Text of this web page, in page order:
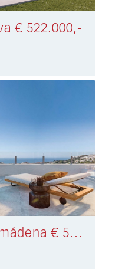
€ 522.000,-
Penthouse Benalmádena € 559.000,-